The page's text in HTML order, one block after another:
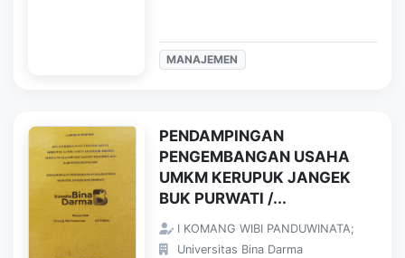
MANAJEMEN
PENDAMPINGAN
PENGEMBANGAN USAHA
UMKM KERUPUK JANGEK
BUK PURWATI /...
I KOMANG WIBI PANDUWINATA;
Universitas Bina Darma